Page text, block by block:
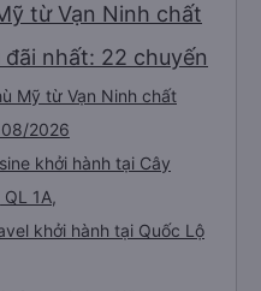
từ Vạn Ninh chất
nhất: 22 chuyến
Mỹ từ Vạn Ninh chất
2026
khởi hành tại Cây
1A,
khởi hành tại Quốc Lộ